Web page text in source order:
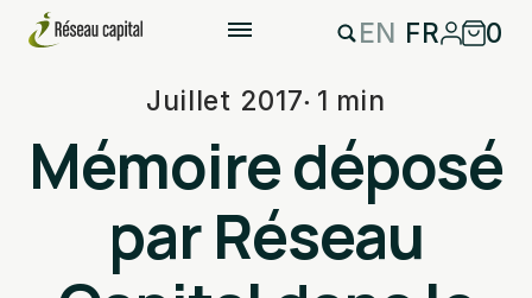
EN FR 0
Juillet 2017 1 min
Mémoire déposé
par Réseau